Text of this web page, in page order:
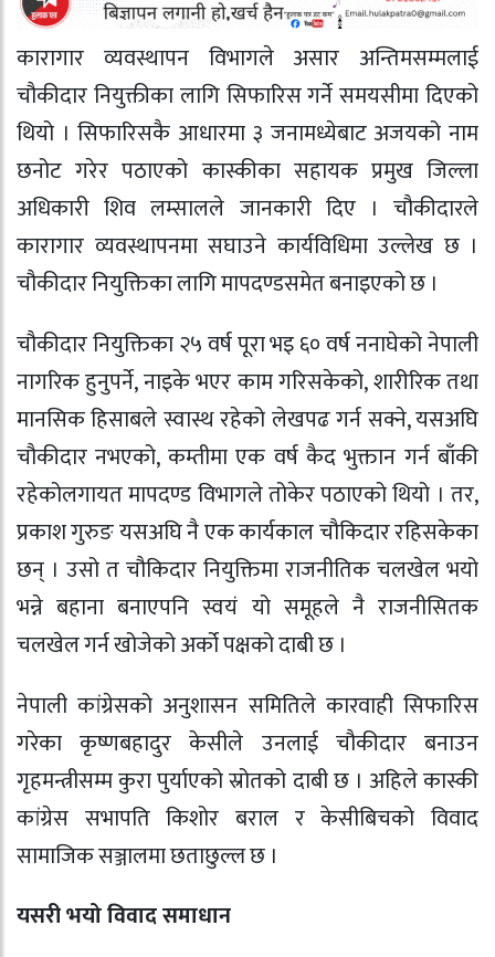
कारागार व्यवस्थापन विभागले असार अन्तिमसम्मलाई
चौकीदार नियुक्तीका लागि सिफारिस गर्ने समयसीमा दिएको
थियो । सिफारिसकै आधारमा ३ जनामध्येबाट अजयको नाम
छनोट गरेर पठाएको कास्कीका सहायक प्रमुख जिल्ला
अधिकारी शिव लम्सालले जानकारी दिए । चौकीदारले
कारागार व्यवस्थापनमा सघाउने कार्यविधिमा उल्लेख छ ।
चौकीदार नियुक्तिका लागि मापदण्डसमेत बनाइएको छ ।
चौकीदार नियुक्तिका २५ वर्ष पूरा भइ ६० वर्ष ननाघेको नेपाली
नागरिक हुनुपर्ने, नाइके भएर काम गरिसकेको, शारीरिक तथा
मानसिक हिसाबले स्वास्थ रहेको लेखपढ गर्न सक्ने, यसअघि
चौकीदार नभएको, कम्तीमा एक वर्ष कैद भुक्तान गर्न बाँकी
रहेकोलगायत मापदण्ड विभागले तोकेर पठाएको थियो । तर,
प्रकाश गुरुङ यसअघि नै एक कार्यकाल चौकिदार रहिसकेका
छन् । उसो त चौकिदार नियुक्तिमा राजनीतिक चलखेल भयो
भन्ने बहाना बनाएपनि स्वयं यो समूहले नै राजनीसितक
चलखेल गर्न खोजेको अर्को पक्षको दाबी छ ।
नेपाली कांग्रेसको अनुशासन समितिले कारवाही सिफारिस
गरेका कृष्णबहादुर केसीले उनलाई चौकीदार बनाउन
गृहमन्त्रीसम्म कुरा पुर्याएको स्रोतको दाबी छ । अहिले कास्की
कांग्रेस सभापति किशोर बराल र केसीबिचको विवाद
सामाजिक सञ्जालमा छताछुल्ल छ ।
यसरी भयो विवाद समाधान